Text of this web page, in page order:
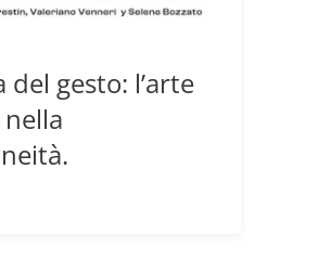
del gesto: l’arte